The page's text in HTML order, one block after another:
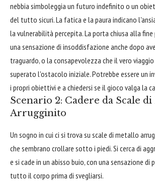
nebbia simboleggia un futuro indefinito o un
del tutto sicuri. La fatica e la paura indicano
la vulnerabilità percepita. La porta chiusa alla
una sensazione di insoddisfazione anche dopo
traguardo, o la consapevolezza che il vero
superato l'ostacolo iniziale. Potrebbe essere un
i propri obiettivi e a chiedersi se il gioco valga la
Scenario 2: Cadere da Scale
Arrugginito
Un sogno in cui ci si trova su scale di metallo
che sembrano crollare sotto i piedi. Si cerca di
e si cade in un abisso buio, con una sensazione di
tutto il corpo prima di svegliarsi.